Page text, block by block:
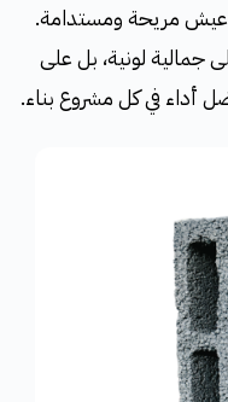
عيش مريحة ومستدامة.
جمالية لونية، بل على
أداء في كل مشروع بناء.